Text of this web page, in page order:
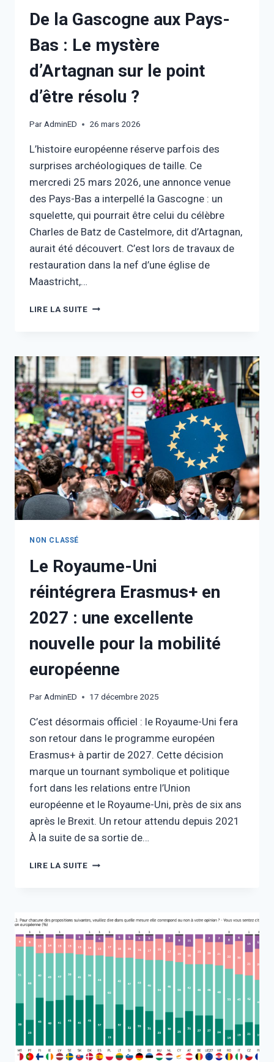
De la Gascogne aux Pays-
Bas : Le mystère
d’Artagnan sur le point
d’être résolu ?
ParAdminED 26 mars 2026
L’histoire européenne réserve parfois des
surprises archéologiques de taille. Ce
mercredi 25 mars 2026, une annonce venue
des Pays-Bas a interpellé la Gascogne : un
squelette, qui pourrait être celui du célèbre
Charles de Batz de Castelmore, dit d’Artagnan,
aurait été découvert. C’est lors de travaux de
restauration dans la nef d’une église de
Maastricht,…
LIRE LA SUITE
NON CLASSÉ
Le Royaume-Uni
réintégrera Erasmus+ en
2027 : une excellente
nouvelle pour la mobilité
européenne
ParAdminED 17 décembre 2025
C’est désormais officiel : le Royaume-Uni fera
son retour dans le programme européen
Erasmus+ à partir de 2027. Cette décision
marque un tournant symbolique et politique
fort dans les relations entre l’Union
européenne et le Royaume-Uni, près de six ans
après le Brexit. Un retour attendu depuis 2021
À la suite de sa sortie de…
LIRE LA SUITE